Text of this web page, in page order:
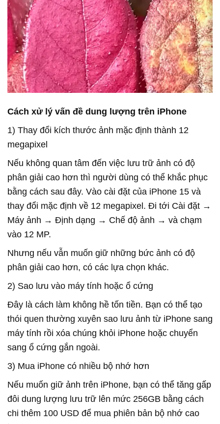
Cách xử lý vấn đề dung lượng trên iPhone
1) Thay đổi kích thước ảnh mặc định thành 12
megapixel
Nếu không quan tâm đến việc lưu trữ ảnh có độ
phân giải cao hơn thì người dùng có thể khắc phục
bằng cách sau đây. Vào cài đặt của iPhone 15 và
thay đổi mặc định về 12 megapixel. Đi tới Cài đặt →
Máy ảnh → Định dạng → Chế độ ảnh → và chạm
vào 12 MP.
Nhưng nếu vẫn muốn giữ những bức ảnh có độ
phân giải cao hơn, có các lựa chọn khác.
2) Sao lưu vào máy tính hoặc ổ cứng
Đây là cách làm không hề tốn tiền. Bạn có thể tạo
thói quen thường xuyên sao lưu ảnh từ iPhone sang
máy tính rồi xóa chúng khỏi iPhone hoặc chuyển
sang ổ cứng gắn ngoài.
3) Mua iPhone có nhiều bộ nhớ hơn
Nếu muốn giữ ảnh trên iPhone, bạn có thể tăng gấp
đôi dung lượng lưu trữ lên mức 256GB bằng cách
chi thêm 100 USD để mua phiên bản bộ nhớ cao